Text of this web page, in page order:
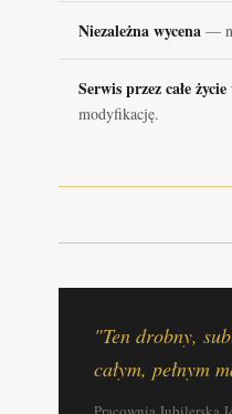
Niezależna wycena —
Serwis przez całe
modyfikację.
"Ten drobny,
całym, pełnym